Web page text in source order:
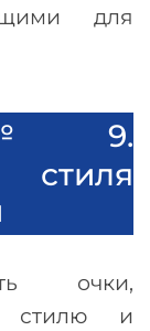
для
№9.
очки,
стилю и